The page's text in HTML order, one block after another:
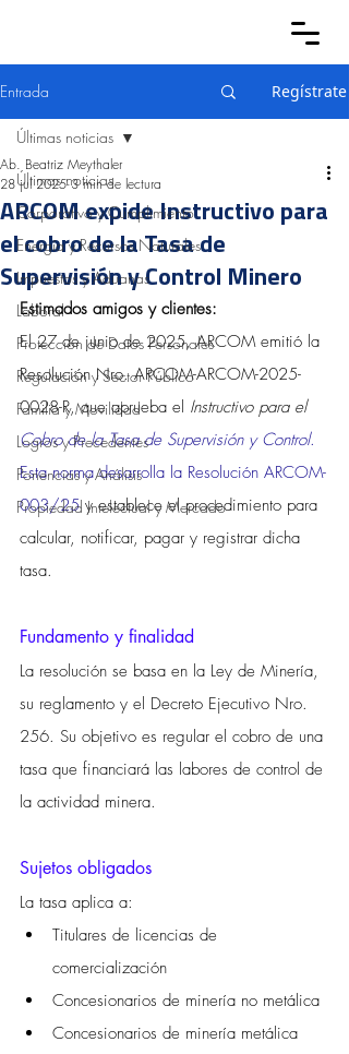
Entrada Regístrate
Últimas noticias
Corporativo y Cumplimiento
Energía y Recursos Naturales
Impuestos y Aduanas
Laboral
Protección de Datos Personales
Regulación y Sector Público
Familia y Movilidad
Logros y Precedentes
Ponencias y Análisis
Propiedad Intelectual y Mercado
Últimas noticias
ARCOM expide Instructivo para
el cobro de la Tasa de
Supervisión y Control Minero
Ab. Beatriz Meythaler
28 jul 2025 3 min de lectura
Estimados amigos y clientes:
El 27 de junio de 2025, ARCOM emitió la
Resolución Nro. ARCOM-ARCOM-2025-
0028-R, que aprueba el Instructivo para el
Cobro de la Tasa de Supervisión y Control.
Esta norma desarrolla la Resolución ARCOM-
003/25 y establece el procedimiento para
calcular, notificar, pagar y registrar dicha
tasa.
Fundamento y finalidad
La resolución se basa en la Ley de Minería,
su reglamento y el Decreto Ejecutivo Nro.
256. Su objetivo es regular el cobro de una
tasa que financiará las labores de control de
la actividad minera.
Sujetos obligados
La tasa aplica a:
Titulares de licencias de
comercialización
Concesionarios de minería no metálica
Concesionarios de minería metálica